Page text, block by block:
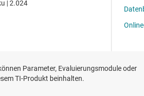
Parameter, Evaluierungsmodule oder
TI-Produkt beinhalten.